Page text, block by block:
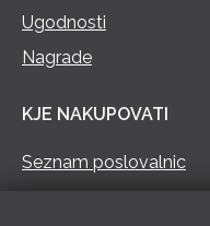
Ugodnosti
Nagrade
KJE NAKUPOVATI
Seznam poslovalnic